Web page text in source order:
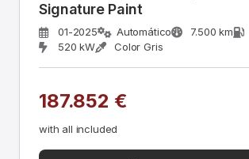
Signature Paint
01-2025 Automático 7.500 km
520 kW
Color Gris
187.852 €
with all included